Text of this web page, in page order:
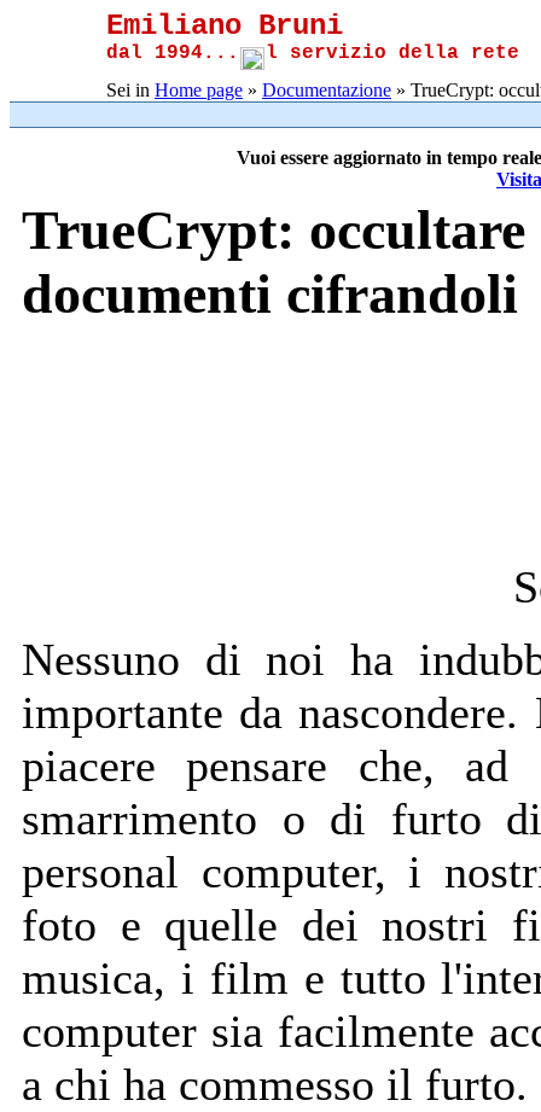
Emiliano Bruni
dal 1994... l servizio della rete
Sei in Home page » Documentazione » TrueCrypt:
Vuoi essere aggiornato in tempo
TrueCrypt:
documenti cifrandoli
Nessuno di noi ha
importante da
piacere pensare che,
smarrimento o di furto
personal computer, i
foto e quelle dei nostri
musica, i film e tutto
computer sia facilmente
a chi ha commesso il furto.